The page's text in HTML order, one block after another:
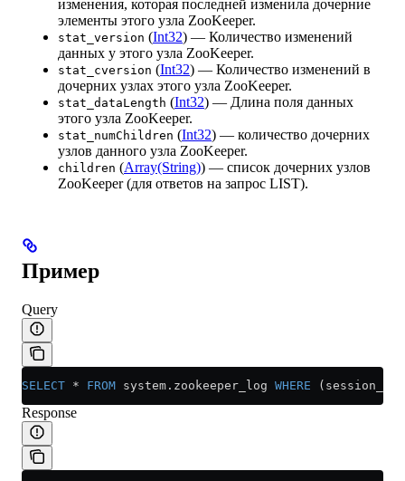
изменения, которая последней изменила дочерние
элементы этого узла ZooKeeper.
stat_version (Int32) — Количество изменений
данных у этого узла ZooKeeper.
stat_cversion (Int32) — Количество изменений в
дочерних узлах этого узла ZooKeeper.
stat_dataLength (Int32) — Длина поля данных
этого узла ZooKeeper.
stat_numChildren (Int32) — количество дочерних
узлов данного узла ZooKeeper.
children (Array(String)) — список дочерних узлов
ZooKeeper (для ответов на запрос LIST).
Пример
Query
SELECT * FROM system . zookeeper_log WHERE (session_id
Response